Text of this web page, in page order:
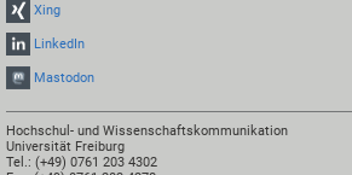
Xing
LinkedIn
Mastodon
Hochschul- und Wissenschaftskommunikation
Universität Freiburg
Tel.: (+49) 0761 203 4302